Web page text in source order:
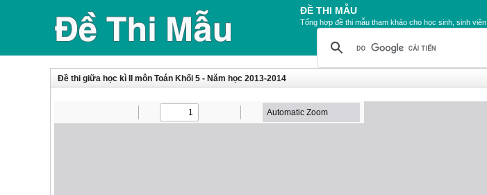
ĐỀ THI MẪU
Tổng hợp đề thi mẫu tham khảo cho học sinh, sinh viên.
Đề thi giữa học kì II môn Toán Khối 5 - Năm học 2013-2014